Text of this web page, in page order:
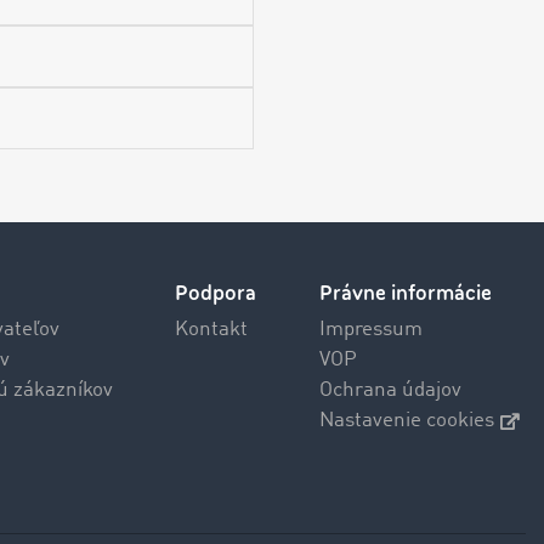
zákazníkov
Podpora
Kontakt
Právne informácie
Impressum
VOP
Ochrana údajov
Nastavenie cookies